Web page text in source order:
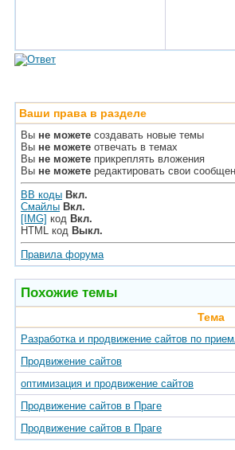
Ваши права в разделе
Вы не можете создавать новые темы
Вы не можете отвечать в темах
Вы не можете прикреплять вложения
Вы не можете редактировать свои
BB коды Вкл.
Смайлы Вкл.
[IMG] код Вкл.
HTML код Выкл.
Правила форума
Похожие темы
Тема
Разработка и продвижение сайтов по
Продвижение сайтов
оптимизация и продвижение сайтов
Продвижение сайтов в Праге
Продвижение сайтов в Праге